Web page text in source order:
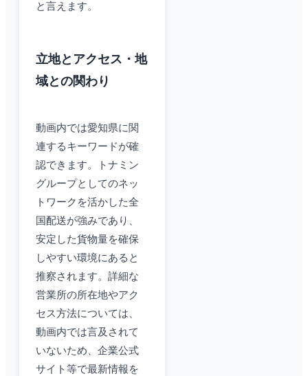
と言えます。
立地とアクセス・地
域との関わり
動画内では愛知県に関
連するキーワードが確
認できます。トナミン
グループとしてのネッ
トワークを活かした全
国配送が強みであり、
安定した貨物量を確保
しやすい環境にあると
推察されます。詳細な
営業所の所在地やアク
セス方法については、
動画内では言及されて
いないため、企業公式
サイト等で最新情報を